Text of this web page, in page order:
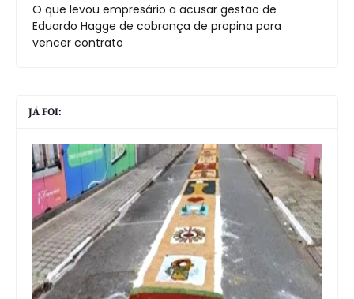
O que levou empresário a acusar gestão de
Eduardo Hagge de cobrança de propina para
vencer contrato
JÁ FOI: